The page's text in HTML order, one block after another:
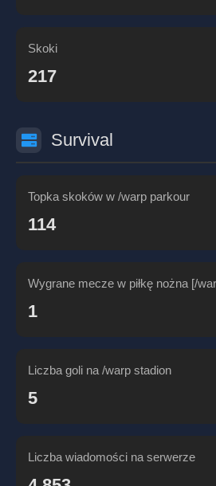
Skoki
217
Survival
Topka skoków w /warp parkour
114
Wygrane mecze w piłkę nożna [/
1
Liczba goli na /warp stadion
5
Liczba wiadomości na serwerze